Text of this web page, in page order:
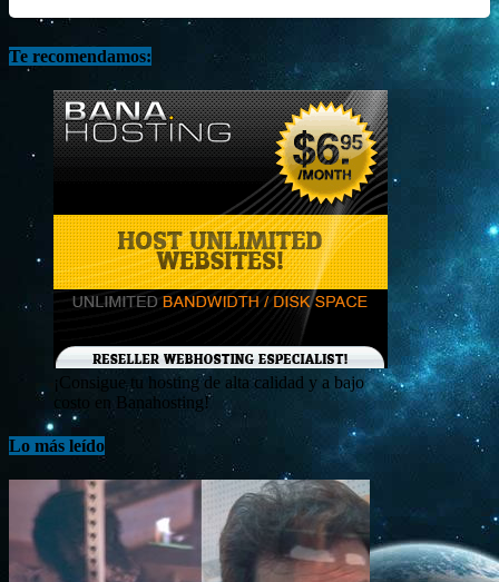
Te recomendamos:
¡Consigue tu hosting de alta calidad y a bajo
costo en Banahosting!
Lo más leído